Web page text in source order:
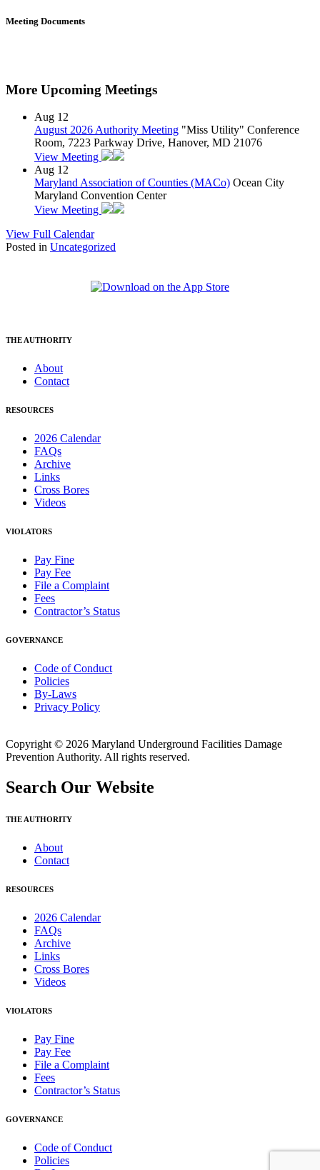
Meeting Documents
More Upcoming Meetings
Aug 12
August 2026 Authority Meeting "Miss Utility" Conference
Room, 7223 Parkway Drive, Hanover, MD 21076
View Meeting
Aug 12
Maryland Association of Counties (MACo) Ocean City
Maryland Convention Center
View Meeting
View Full Calendar
Posted in Uncategorized
THE AUTHORITY
About
Contact
RESOURCES
2026 Calendar
FAQs
Archive
Links
Cross Bores
Videos
VIOLATORS
Pay Fine
Pay Fee
File a Complaint
Fees
Contractor’s Status
GOVERNANCE
Code of Conduct
Policies
By-Laws
Privacy Policy
Copyright © 2026 Maryland Underground Facilities Damage
Prevention Authority. All rights reserved.
Search Our Website
THE AUTHORITY
About
Contact
RESOURCES
2026 Calendar
FAQs
Archive
Links
Cross Bores
Videos
VIOLATORS
Pay Fine
Pay Fee
File a Complaint
Fees
Contractor’s Status
GOVERNANCE
Code of Conduct
Policies